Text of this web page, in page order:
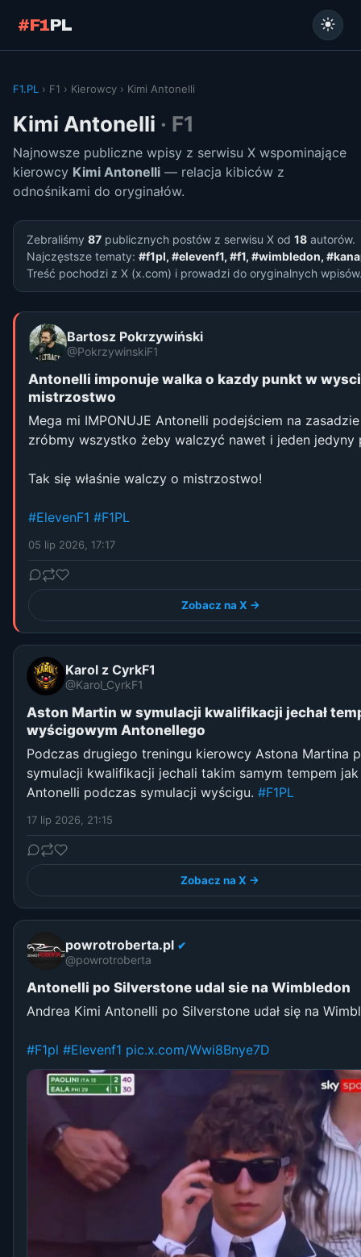
#F1PL
F1.PL › F1 › Kierowcy › Kimi Antonelli
Kimi Antonelli · F1
Najnowsze publiczne wpisy z serwisu X wspominające
kierowcy Kimi Antonelli — relacja kibiców z
odnośnikami do oryginałów.
Zebraliśmy 87 publicznych postów z serwisu X od 18 autorów.
Najczęstsze tematy: #f1pl, #elevenf1, #f1, #wimbledon,
Treść pochodzi z X (x.com) i prowadzi do oryginalnych
Bartosz Pokrzywiński
@PokrzywinskiF1
Antonelli imponuje walka o kazdy punkt w
mistrzostwo
Mega mi IMPONUJE Antonelli podejściem na
zróbmy wszystko żeby walczyć nawet i jeden jedyny
Tak się właśnie walczy o mistrzostwo!
#ElevenF1 #F1PL
05 lip 2026, 17:17
Zobacz na X →
Karol z CyrkF1
@Karol_CyrkF1
Aston Martin w symulacji kwalifikacji jechał
wyścigowym Antonellego
Podczas drugiego treningu kierowcy Astona Martina
symulacji kwalifikacji jechali takim samym tempem jak
Antonelli podczas symulacji wyścigu. #F1PL
17 lip 2026, 21:15
Zobacz na X →
powrotroberta.pl ✔
@powrotroberta
Antonelli po Silverstone udal sie na Wimbledon
Andrea Kimi Antonelli po Silverstone udał się na
#F1pl #Elevenf1 pic.x.com/Wwi8Bnye7D